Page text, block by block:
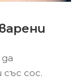
сос.